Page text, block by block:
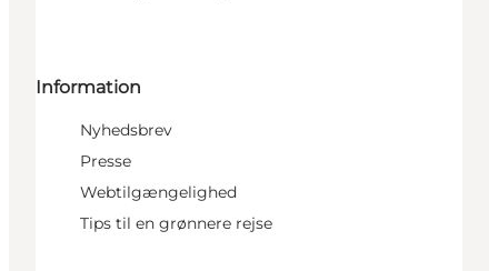
Information
Nyhedsbrev
Presse
Webtilgængelighed
Tips til en grønnere rejse